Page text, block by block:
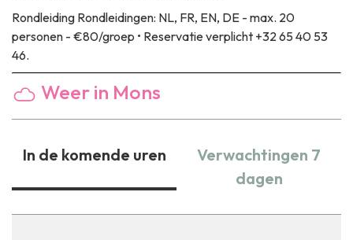
Rondleiding Rondleidingen: NL, FR, EN, DE - max. 20
personen - €80/groep • Reservatie verplicht +32 65 40 53
46.
Weer in Mons
In de komende uren
Verwachtingen 7
dagen